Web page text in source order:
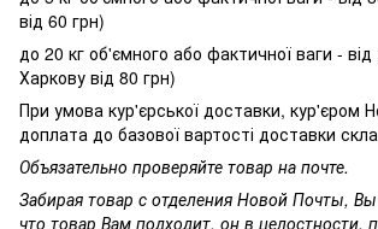
від 60 грн)
до 20 кг об'ємного або фактичної ваги - від
Харкову від 80 грн)
При умова кур'єрської доставки, кур'єром
доплата до базової вартості доставки
Объязательно проверяйте товар на почте.
Забирая товар с отделения Новой Почты,
что товар Вам подходит, он в целостности,